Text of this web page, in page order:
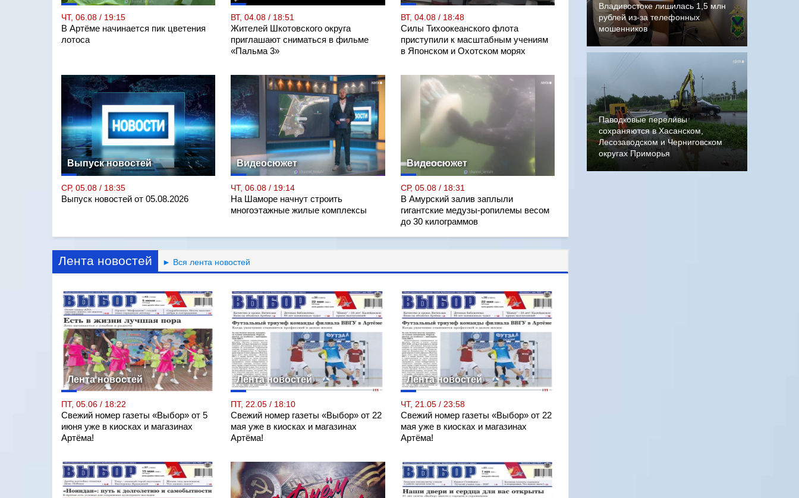
ЧТ, 06.08 / 19:15
В Артёме начинается пик цветения
лотоса
ВТ, 04.08 / 18:51
Жителей Шкотовского округа
приглашают сниматься в фильме
«Пальма 3»
ВТ, 04.08 / 18:48
Силы Тихоокеанского флота
приступили к масштабным учениям
в Японском и Охотском морях
Выпуск новостей
СР, 05.08 / 18:35
Выпуск новостей от 05.08.2026
Видеосюжет
ЧТ, 06.08 / 19:14
На Шаморе начнут строить
многоэтажные жилые комплексы
Видеосюжет
СР, 05.08 / 18:31
В Амурский залив заплыли
гигантские медузы-ропилемы весом
до 30 килограммов
Лента новостей ► Вся лента новостей
Лента новостей
ПТ, 05.06 / 18:22
Свежий номер газеты «Выбор» от 5
июня уже в киосках и магазинах
Артёма!
Лента новостей
ПТ, 22.05 / 18:10
Свежий номер газеты «Выбор» от 22
мая уже в киосках и магазинах
Артёма!
Лента новостей
ЧТ, 21.05 / 23:58
Свежий номер газеты «Выбор» от 22
мая уже в киосках и магазинах
Артёма!
Владивостоке лишилась 1,5 млн
рублей из-за телефонных
мошенников
Паводковые переливы
сохраняются в Хасанском,
Лесозаводском и Черниговском
округах Приморья